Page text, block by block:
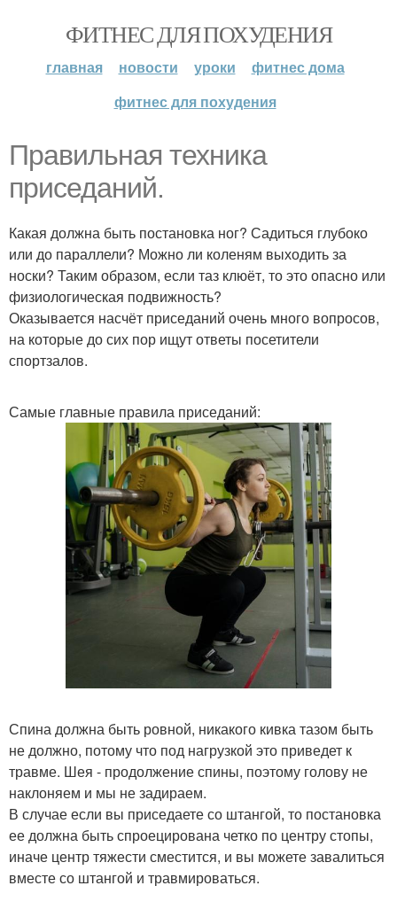
ФИТНЕС ДЛЯ ПОХУДЕНИЯ
главная новости уроки
фитнес дома
фитнес для похудения
Правильная техника
приседаний.
Какая должна быть постановка ног? Садиться глубоко
или до параллели? Можно ли коленям выходить за
носки? Таким образом, если таз клюёт, то это опасно или
физиологическая подвижность?
Оказывается насчёт приседаний очень много вопросов,
на которые до сих пор ищут ответы посетители
спортзалов.
Самые главные правила приседаний:
Спина должна быть ровной, никакого кивка тазом быть
не должно, потому что под нагрузкой это приведет к
травме. Шея - продолжение спины, поэтому голову не
наклоняем и мы не задираем.
В случае если вы приседаете со штангой, то постановка
ее должна быть спроецирована четко по центру стопы,
иначе центр тяжести сместится, и вы можете завалиться
вместе со штангой и травмироваться.